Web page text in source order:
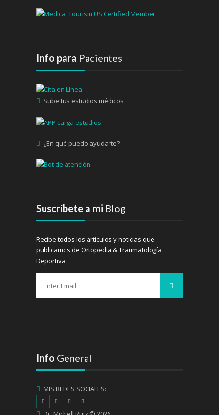
Info para Pacientes
Sube tus estudios médicos
¿En qué puedo ayudarte?
Suscríbete a mi Blog
Recibe todos los artículos y noticias que
publicamos de Ortopedia & Traumatología
Deportiva.
Info General
MIS REDES SOCIALES: